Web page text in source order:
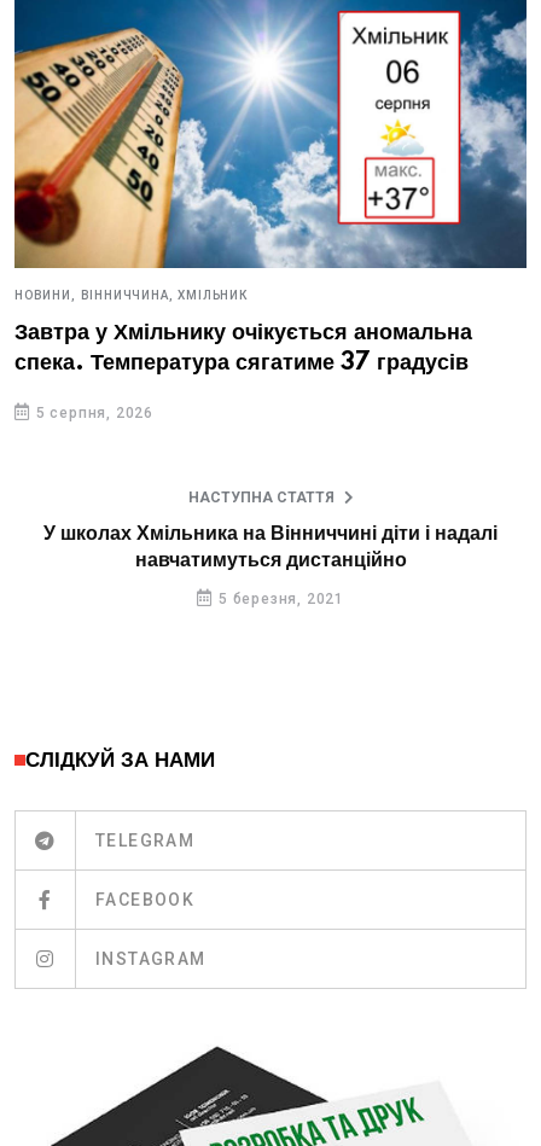
НОВИНИ, ВІННИЧЧИНА, ХМІЛЬНИК
Завтра у Хмільнику очікується аномальна
спека. Температура сягатиме 37 градусів
5 серпня, 2026
НАСТУПНА СТАТТЯ
У школах Хмільника на Вінниччині діти і надалі
навчатимуться дистанційно
5 березня, 2021
СЛІДКУЙ ЗА НАМИ
TELEGRAM
FACEBOOK
INSTAGRAM